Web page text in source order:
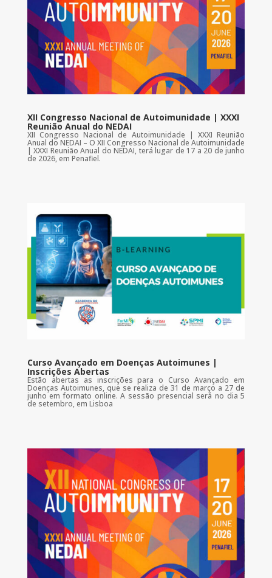
XII Congresso Nacional de Autoimunidade | XXXI
Reunião Anual do NEDAI
XII Congresso Nacional de Autoimunidade | XXXI Reunião
Anual do NEDAI – O XII Congresso Nacional de Autoimunidade
| XXXI Reunião Anual do NEDAI, terá lugar de 17 a 20 de junho
de 2026, em Penafiel.
Curso Avançado em Doenças Autoimunes |
Inscrições Abertas
Estão abertas as inscrições para o Curso Avançado em
Doenças Autoimunes, que se realiza de 31 de março a 27 de
junho em formato online. A sessão presencial será no dia 5
de setembro, em Lisboa